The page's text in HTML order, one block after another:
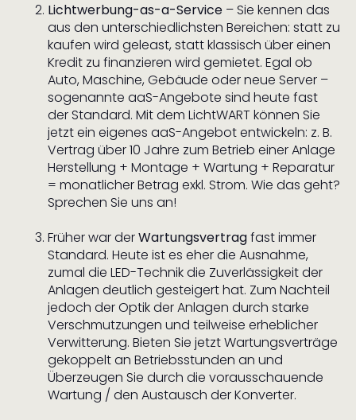
Lichtwerbung-as-a-Service – Sie kennen das
aus den unterschiedlichsten Bereichen: statt zu
kaufen wird geleast, statt klassisch über einen
Kredit zu finanzieren wird gemietet. Egal ob
Auto, Maschine, Gebäude oder neue Server –
sogenannte aaS-Angebote sind heute fast
der Standard. Mit dem LichtWART können Sie
jetzt ein eigenes aaS-Angebot entwickeln: z. B.
Vertrag über 10 Jahre zum Betrieb einer Anlage
Herstellung + Montage + Wartung + Reparatur
= monatlicher Betrag exkl. Strom. Wie das geht?
Sprechen Sie uns an!
Früher war derWartungsvertragfast immer
Standard. Heute ist es eher die Ausnahme,
zumal die LED-Technik die Zuverlässigkeit der
Anlagen deutlich gesteigert hat. Zum Nachteil
jedoch der Optik der Anlagen durch starke
Verschmutzungen und teilweise erheblicher
Verwitterung. Bieten Sie jetzt Wartungsverträge
gekoppelt an Betriebsstunden an und
Überzeugen Sie durch die vorausschauende
Wartung / den Austausch der Konverter.